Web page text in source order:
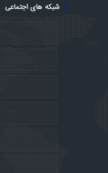
شبکه های اجتماعی